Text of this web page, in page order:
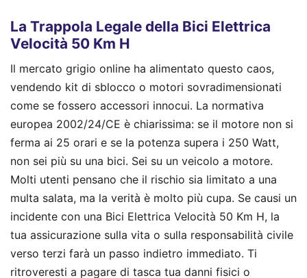
La Trappola Legale della Bici Elettrica
Velocità 50 Km H
Il mercato grigio online ha alimentato questo caos,
vendendo kit di sblocco o motori sovradimensionati
come se fossero accessori innocui. La normativa
europea 2002/24/CE è chiarissima: se il motore non si
ferma ai 25 orari e se la potenza supera i 250 Watt,
non sei più su una bici. Sei su un veicolo a motore.
Molti utenti pensano che il rischio sia limitato a una
multa salata, ma la verità è molto più cupa. Se causi un
incidente con una Bici Elettrica Velocità 50 Km H, la
tua assicurazione sulla vita o sulla responsabilità civile
verso terzi farà un passo indietro immediato. Ti
ritroveresti a pagare di tasca tua danni fisici o